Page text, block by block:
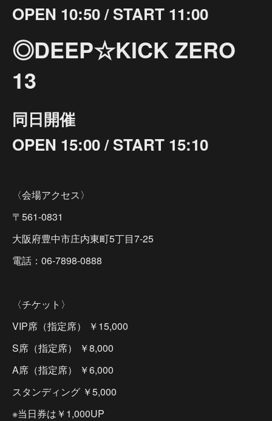
OPEN 10:50 / START 11:00
◎DEEP☆KICK ZERO
13
同日開催
OPEN 15:00 / START 15:10
〈会場アクセス〉
〒561-0831
大阪府豊中市庄内東町5丁目7-25
電話：06-7898-0888
〈チケット〉
VIP席（指定席） ￥15,000
S席（指定席） ￥8,000
A席（指定席） ￥6,000
スタンディング ￥5,000
※当日券は￥1,000UP